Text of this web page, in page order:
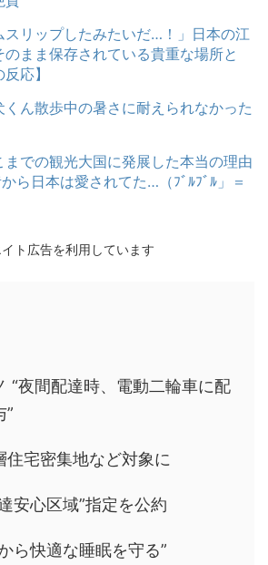
スリップしたみたいだ…！」日本の江
のまま保存されている貴重な場所と
応】
ん散歩中の暑さに耐えられなかった
での観光大国に発展した本当の理由
ら日本は愛されてた…（ﾌﾞﾙﾌﾞﾙ」＝
ト広告を利用しています
“夜間配達時、電動二輪車に配
”
住宅密集地など対象に
安心区域”指定を公約
ら快適な睡眠を守る”